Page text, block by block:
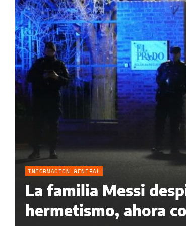
INFORMACIÓN GENERAL
La familia Messi
hermetismo, ahora